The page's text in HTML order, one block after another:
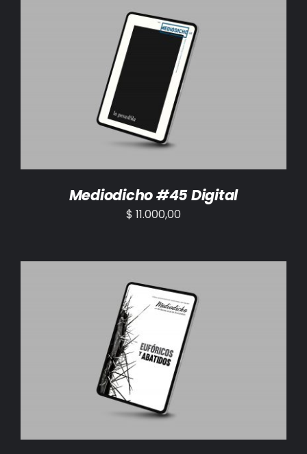
AÑADIR AL CARRITO /
Mediodicho #45 Digital
$ 11.000,00
AÑADIR AL CARRITO /